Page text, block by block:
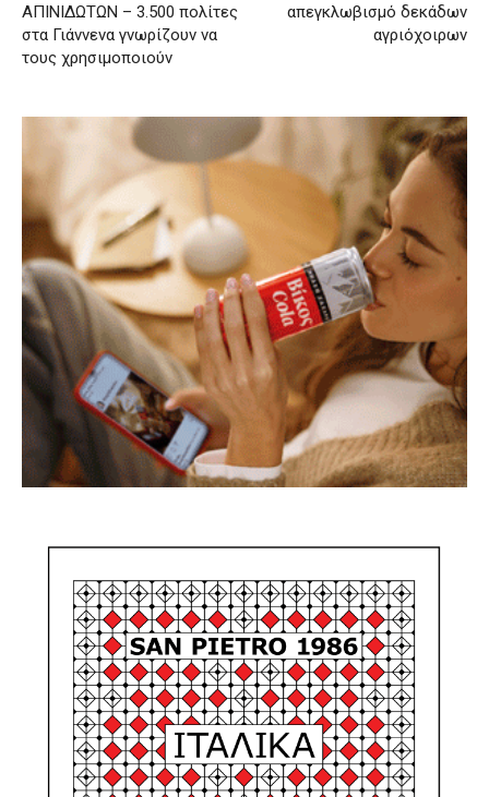
ΑΠΙΝΙΔΩΤΩΝ – 3.500 πολίτες
στα Γιάννενα γνωρίζουν να
τους χρησιμοποιούν
απεγκλωβισμό δεκάδων
αγριόχοιρων